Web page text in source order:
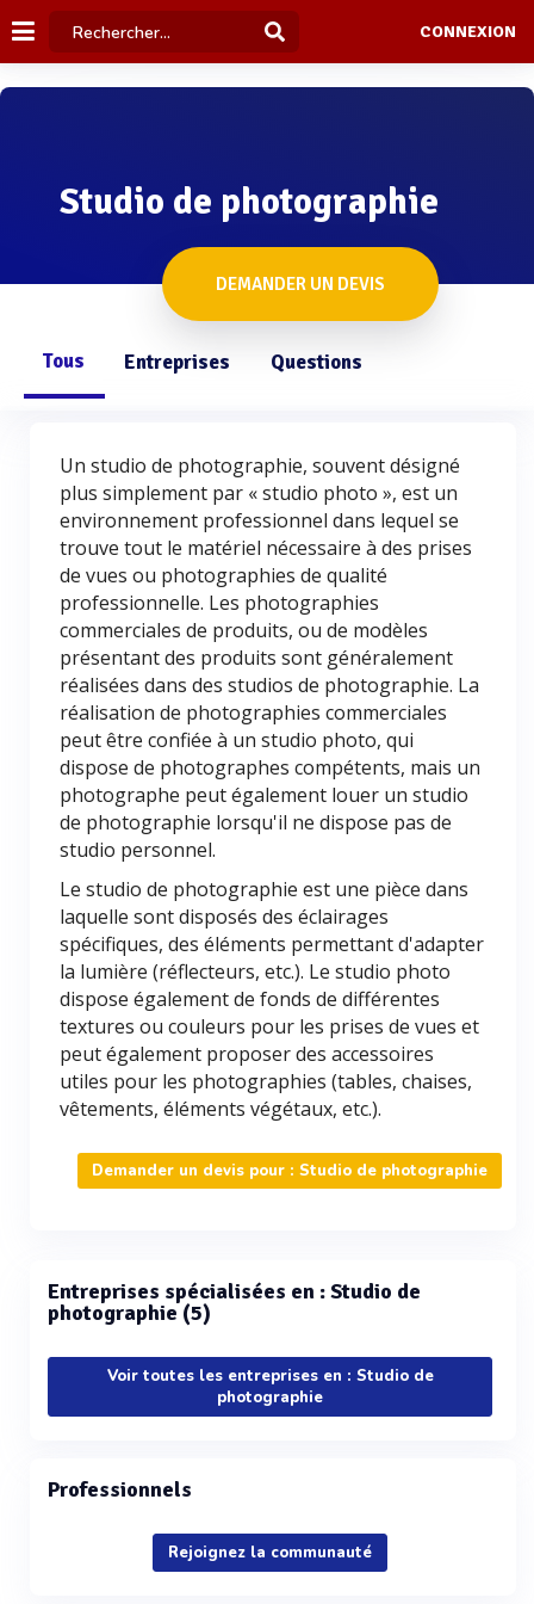
CONNEXION
Studio de photographie
DEMANDER UN DEVIS
Tous Entreprises Questions
Un studio de photographie, souvent désigné
plus simplement par « studio photo », est un
environnement professionnel dans lequel se
trouve tout le matériel nécessaire à des prises
de vues ou photographies de qualité
professionnelle. Les photographies
commerciales de produits, ou de modèles
présentant des produits sont généralement
réalisées dans des studios de photographie. La
réalisation de photographies commerciales
peut être confiée à un studio photo, qui
dispose de photographes compétents, mais un
photographe peut également louer un studio
de photographie lorsqu'il ne dispose pas de
studio personnel.
Le studio de photographie est une pièce dans
laquelle sont disposés des éclairages
spécifiques, des éléments permettant d'adapter
la lumière (réflecteurs, etc.). Le studio photo
dispose également de fonds de différentes
textures ou couleurs pour les prises de vues et
peut également proposer des accessoires
utiles pour les photographies (tables, chaises,
vêtements, éléments végétaux, etc.).
Demander un devis pour : Studio de photographie
Entreprises spécialisées en : Studio de
photographie (5)
Voir toutes les entreprises en : Studio de
photographie
Professionnels
Rejoignez la communauté